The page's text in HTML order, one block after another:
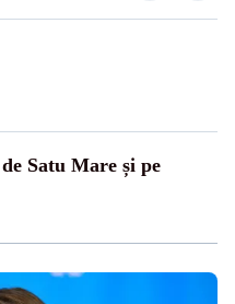
Satu Mare și pe